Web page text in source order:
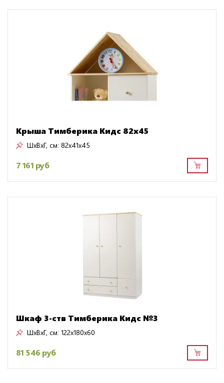
Крыша Тимберика Кидс 82х45
ШxВxГ, см: 82x41x45
7 161 руб
Шкаф 3-ств Тимберика Кидс №3
ШxВxГ, см: 122x180x60
81 546 руб